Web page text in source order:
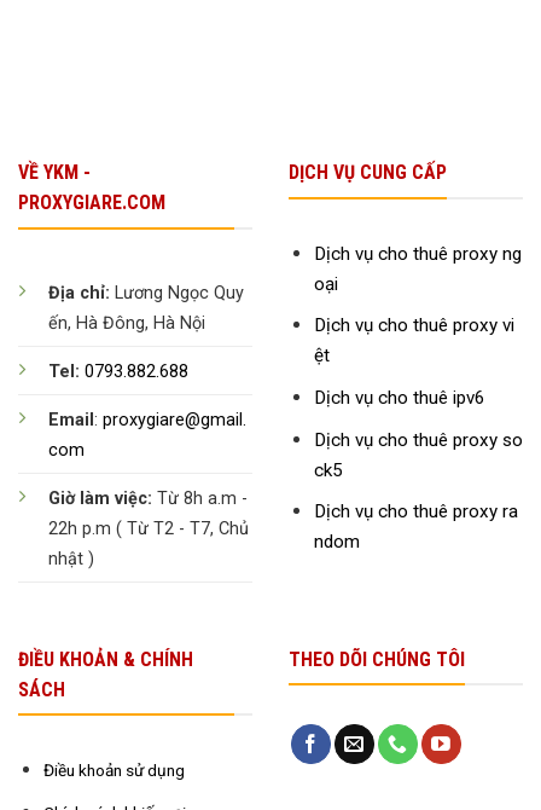
VỀ YKM -
PROXYGIARE.COM
Địa chỉ: Lương Ngọc Quy
ến, Hà Đông, Hà Nội
Tel: 0793.882.688
Email : proxygiare@gmail.
com
Giờ làm việc: Từ 8h a.m -
22h p.m ( Từ T2 - T7, Chủ
nhật )
DỊCH VỤ CUNG CẤP
Dịch vụ cho thuê proxy ng
oại
Dịch vụ cho thuê proxy vi
ệt
Dịch vụ cho thuê ipv6
Dịch vụ cho thuê proxy so
ck5
Dịch vụ cho thuê proxy ra
ndom
ĐIỀU KHOẢN & CHÍNH
SÁCH
Điều khoản sử dụng
THEO DÕI CHÚNG TÔI